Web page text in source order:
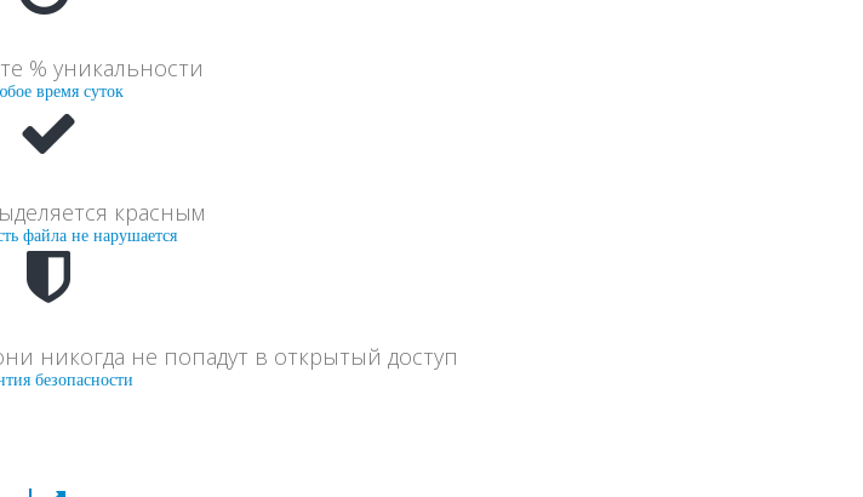
% уникальности
время суток
красным
файла не нарушается
никогда не попадут в открытый доступ
безопасности